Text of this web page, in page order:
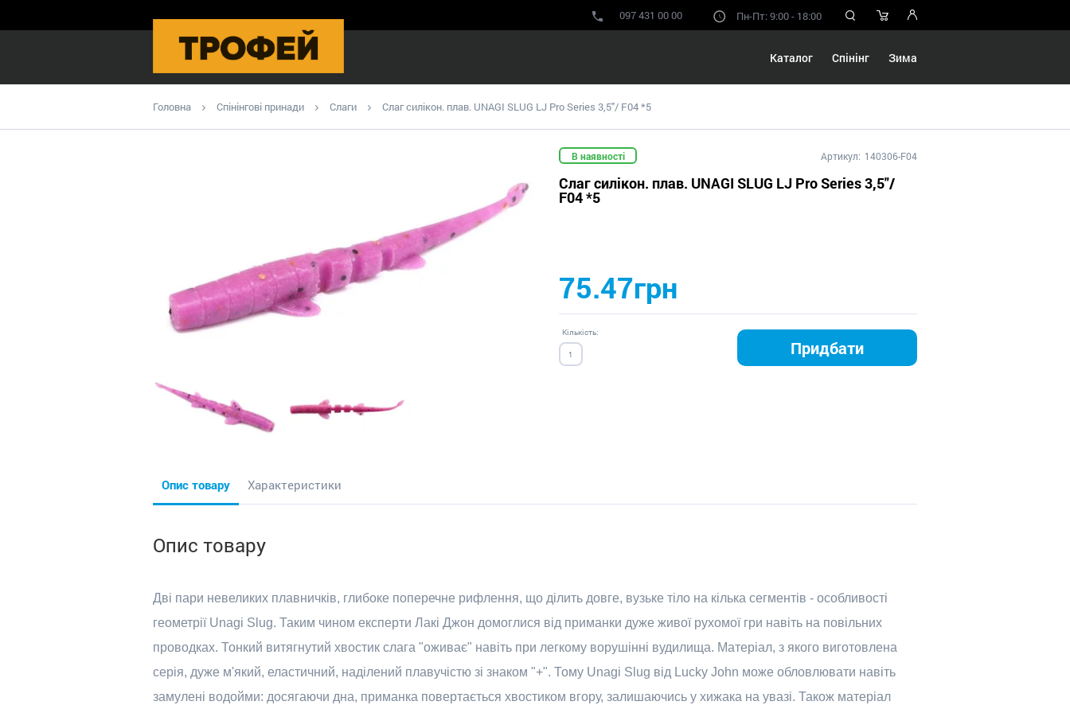
097 431 00 00 Пн-Пт: 9:00 - 18:00
Каталог Спінінг Зима
Головна Спінінгові принади Слаги Слаг силікон. плав. UNAGI SLUG LJ Pro Series 3,5"/ F04 *5
В наявності Артикул: 140306-F04
Слаг силікон. плав. UNAGI SLUG LJ Pro Series 3,5"/
F04 *5
75.47грн
Кількість:
Придбати
Опис товару Характеристики
Опис товару
Дві пари невеликих плавничків, глибоке поперечне рифлення, що ділить довге, вузьке тіло на кілька сегментів - особливості
геометрії Unagi Slug. Таким чином експерти Лакі Джон домоглися від приманки дуже живої рухомої гри навіть на повільних
проводках. Тонкий витягнутий хвостик слага "оживає" навіть при легкому ворушінні вудилища. Матеріал, з якого виготовлена
серія, дуже м'який, еластичний, наділений плавучістю зі знаком "+". Тому Unagi Slug від Lucky John може обловлювати навіть
замулені водойми: досягаючи дна, приманка повертається хвостиком вгору, залишаючись у хижака на увазі. Також матеріал